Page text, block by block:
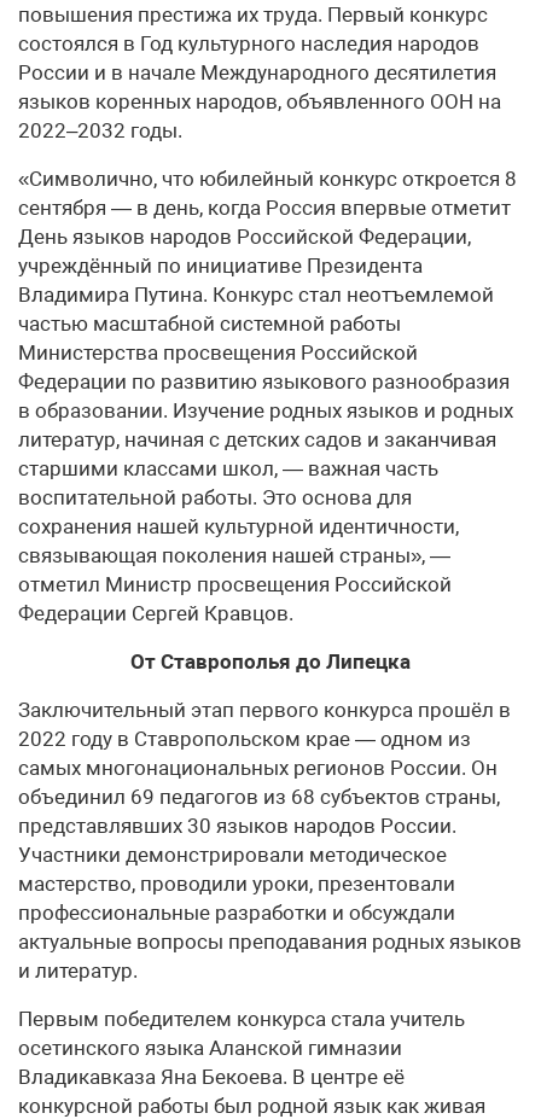
повышения престижа их труда. Первый конкурс
состоялся в Год культурного наследия народов
России и в начале Международного десятилетия
языков коренных народов, объявленного ООН на
2022–2032 годы.
«Символично, что юбилейный конкурс откроется 8
сентября — в день, когда Россия впервые отметит
День языков народов Российской Федерации,
учреждённый по инициативе Президента
Владимира Путина. Конкурс стал неотъемлемой
частью масштабной системной работы
Министерства просвещения Российской
Федерации по развитию языкового разнообразия
в образовании. Изучение родных языков и родных
литератур, начиная с детских садов и заканчивая
старшими классами школ, — важная часть
воспитательной работы. Это основа для
сохранения нашей культурной идентичности,
связывающая поколения нашей страны», —
отметил Министр просвещения Российской
Федерации Сергей Кравцов.
От Ставрополья до Липецка
Заключительный этап первого конкурса прошёл в
2022 году в Ставропольском крае — одном из
самых многонациональных регионов России. Он
объединил 69 педагогов из 68 субъектов страны,
представлявших 30 языков народов России.
Участники демонстрировали методическое
мастерство, проводили уроки, презентовали
профессиональные разработки и обсуждали
актуальные вопросы преподавания родных языков
и литератур.
Первым победителем конкурса стала учитель
осетинского языка Аланской гимназии
Владикавказа Яна Бекоева. В центре её
конкурсной работы был родной язык как живая